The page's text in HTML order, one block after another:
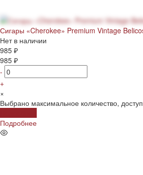
Сигары «Cherokee» Premium Vintage
Нет в наличии
985 ₽
985 ₽
-
+
×
Выбрано максимальное количество,
Подробнее